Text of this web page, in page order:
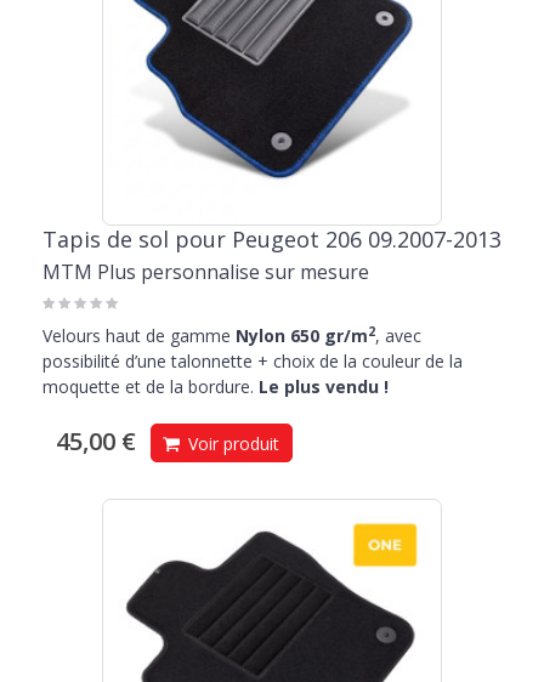
Tapis de sol pour Peugeot 206 09.2007-2013
MTM Plus personnalise sur mesure
Velours haut de gamme Nylon 650 gr/m2, avec
possibilité d’une talonnette + choix de la couleur de la
moquette et de la bordure. Le plus vendu !
45,00 € Voir produit